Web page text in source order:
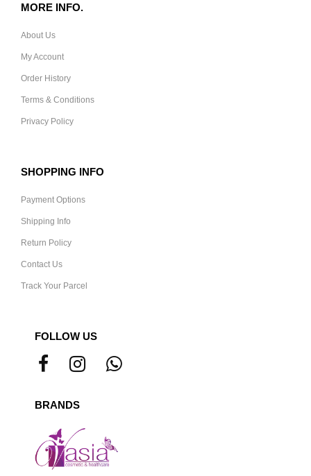
MORE INFO.
About Us
My Account
Order History
Terms & Conditions
Privacy Policy
SHOPPING INFO
Payment Options
Shipping Info
Return Policy
Contact Us
Track Your Parcel
FOLLOW US
BRANDS